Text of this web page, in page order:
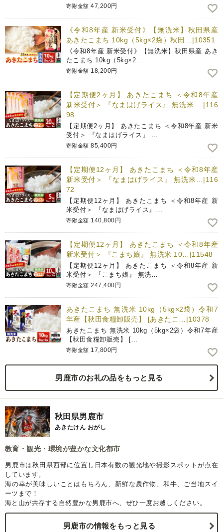
寄附金額 47,200円
《令和8年産 新米受付》【無洗米】秋田県産
あきたこまち 10kg（5kg×2袋）秋田…|10351
《令和8年産 新米受付》【無洗米】秋田県産 あき
たこまち 10kg（5kg×2…
寄附金額 18,200円
【定期便2ヶ月】 あきたこまち ＜令和8年産
新米受付＞ 『なまはげライス』 無洗米 …|116
98
【定期便2ヶ月】 あきたこまち ＜令和8年産 新米
受付＞ 『なまはげライス』 …
寄附金額 85,400円
【定期便12ヶ月】 あきたこまち ＜令和8年産
新米受付＞ 『なまはげライス』 無洗米…|116
72
【定期便12ヶ月】 あきたこまち ＜令和8年産 新
米受付＞ 『なまはげライス』…
寄附金額 140,800円
【定期便12ヶ月】 あきたこまち ＜令和8年産
新米受付＞ 『こまち娘』 無洗米 10…|11548
【定期便12ヶ月】 あきたこまち ＜令和8年産 新
米受付＞ 『こまち娘』 無洗…
寄附金額 247,400円
あきたこまち 無洗米 10kg（5kg×2袋）令和7
年産【秋田食糧卸販売】 [あきたこ…|10378
あきたこまち 無洗米 10kg（5kg×2袋）令和7年産
【秋田食糧卸販売】 […
寄附金額 17,800円
男鹿市のお礼の品をもっと見る
秋田県男鹿市
あきたけん おがし
教育・観光・環境が豊かな文化都市
男鹿市は秋田県西部に位置し日本有数の観光地や撮影スポットが点在
しています。
海の幸が美味しいことはもちろん、新鮮な農作物、和牛、ご当地スイ
ーツまで！
海と山が共存する自然豊かな男鹿市へ、ぜひ一度お越しください。
男鹿市の情報をもっと見る